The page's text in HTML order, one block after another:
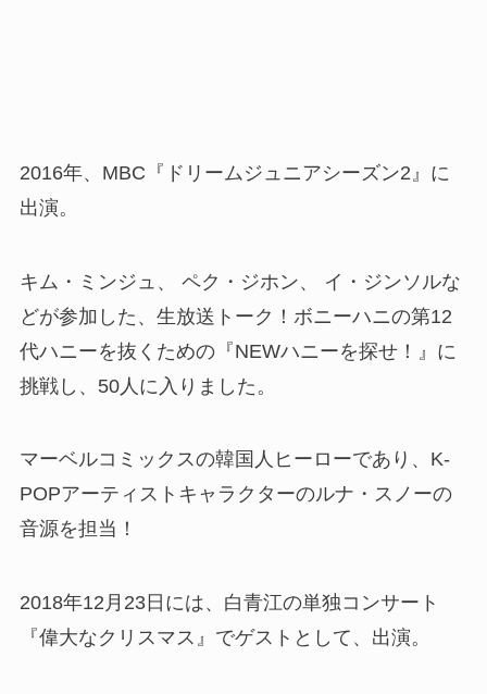
2016年、MBC『ドリームジュニアシーズン2』に
出演。
キム・ミンジュ、 ペク・ジホン、 イ・ジンソルな
どが参加した、生放送トーク！ボニーハニの第12
代ハニーを抜くための『NEWハニーを探せ！』に
挑戦し、50人に入りました。
マーベルコミックスの韓国人ヒーローであり、K-
POPアーティストキャラクターのルナ・スノーの
音源を担当！
2018年12月23日には、白青江の単独コンサート
『偉大なクリスマス』でゲストとして、出演。